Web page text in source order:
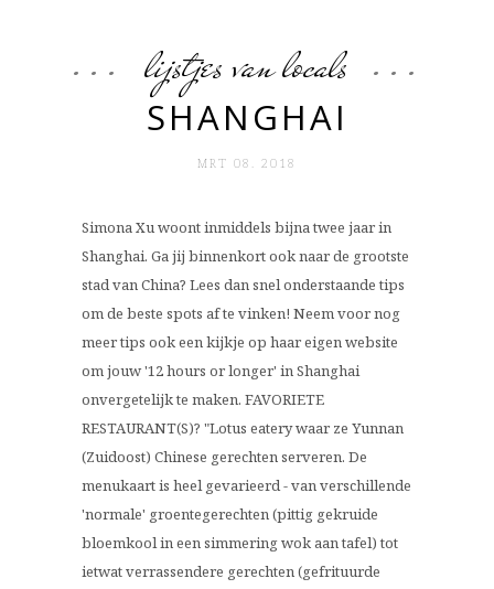
lijstjes van locals
SHANGHAI
MRT 08. 2018
Simona Xu woont inmiddels bijna twee jaar in
Shanghai. Ga jij binnenkort ook naar de grootste
stad van China? Lees dan snel onderstaande tips
om de beste spots af te vinken! Neem voor nog
meer tips ook een kijkje op haar eigen website
om jouw '12 hours or longer' in Shanghai
onvergetelijk te maken. FAVORIETE
RESTAURANT(S)? "Lotus eatery waar ze Yunnan
(Zuidoost) Chinese gerechten serveren. De
menukaart is heel gevarieerd - van verschillende
'normale' groentegerechten (pittig gekruide
bloemkool in een simmering wok aan tafel) tot
ietwat verrassendere gerechten (gefrituurde